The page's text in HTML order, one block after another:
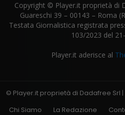
Copyright © Player.it proprietà di
Guareschi 39 – 00143 – Roma
Testata Giornalistica registrata
103/2023 del
Player.it aderisce al
© Player.it proprietà di Dadafree Srl |
Chi Siamo
La Redazione